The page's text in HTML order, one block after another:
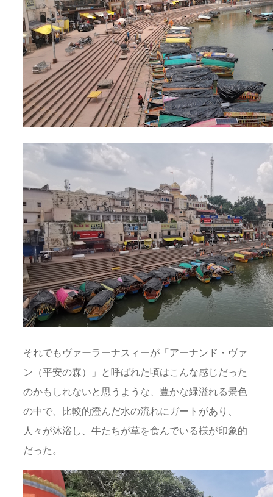
それでもヴァーラーナスィーが「アーナンド・ヴァ
ン（平安の森）」と呼ばれた頃はこんな感じだった
のかもしれないと思うような、豊かな緑溢れる景色
の中で、比較的澄んだ水の流れにガートがあり、
人々が沐浴し、牛たちが草を食んでいる様が印象的
だった。